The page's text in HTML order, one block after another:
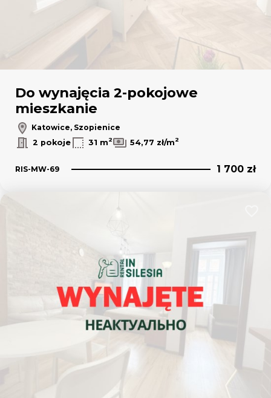
Do wynajęcia 2-pokojowe
mieszkanie
Katowice, Szopienice
2 pokoje
31 m2 54,77 zł/m2
RIS-MW-69 1 700 zł